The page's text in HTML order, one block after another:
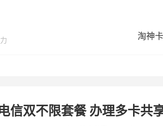
淘神卡
信双不限套餐 办理多卡共